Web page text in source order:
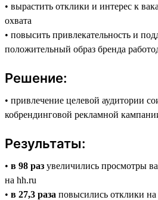
• вырастить отклики и интерес к
охвата
• повысить привлекательность и
положительный образ бренда
Решение:
• привлечение целевой аудитории
кобрендинговой рекламной
Результаты:
• в 98 раз увеличились просмотры
на hh.ru
• в 27,3 раза повысились отклики на